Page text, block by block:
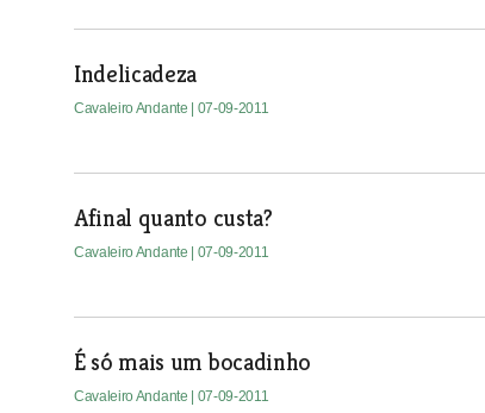
Indelicadeza
Cavaleiro Andante | 07-09-2011
Afinal quanto custa?
Cavaleiro Andante | 07-09-2011
É só mais um bocadinho
Cavaleiro Andante | 07-09-2011